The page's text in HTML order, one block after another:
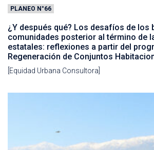
PLANEO N°66
¿Y después qué? Los desafíos de los
comunidades posterior al término de
estatales: reflexiones a partir del
Regeneración de Conjuntos
[Equidad Urbana Consultora]